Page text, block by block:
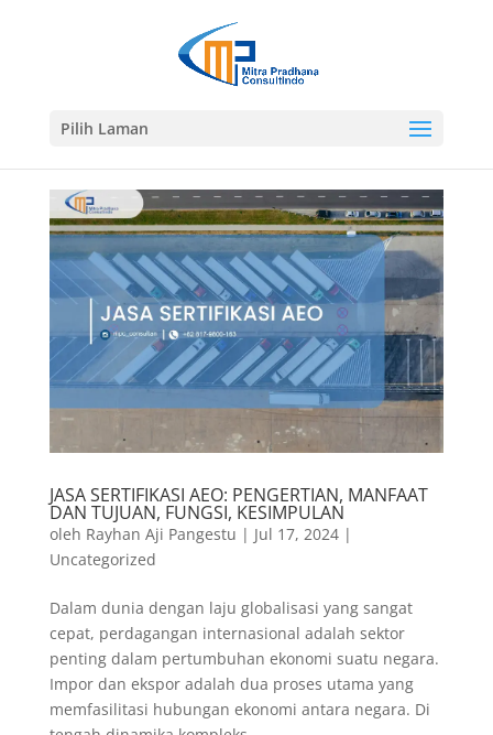
Pilih Laman
JASA SERTIFIKASI AEO: PENGERTIAN, MANFAAT
DAN TUJUAN, FUNGSI, KESIMPULAN
oleh Rayhan Aji Pangestu | Jul 17, 2024|
Uncategorized
Dalam dunia dengan laju globalisasi yang sangat
cepat, perdagangan internasional adalah sektor
penting dalam pertumbuhan ekonomi suatu negara.
Impor dan ekspor adalah dua proses utama yang
memfasilitasi hubungan ekonomi antara negara. Di